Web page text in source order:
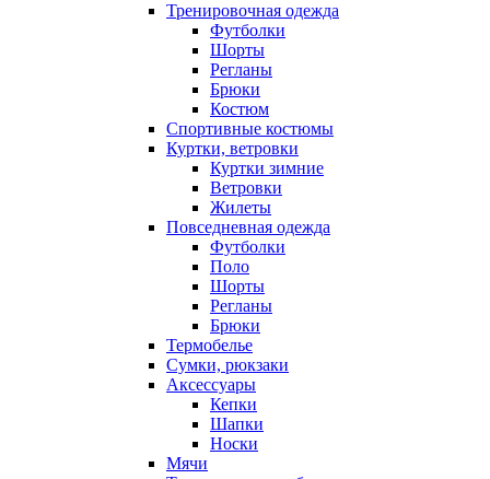
Тренировочная одежда
Футболки
Шорты
Регланы
Брюки
Костюм
Спортивные костюмы
Куртки, ветровки
Куртки зимние
Ветровки
Жилеты
Повседневная одежда
Футболки
Поло
Шорты
Регланы
Брюки
Термобелье
Сумки, рюкзаки
Аксессуары
Кепки
Шапки
Носки
Мячи